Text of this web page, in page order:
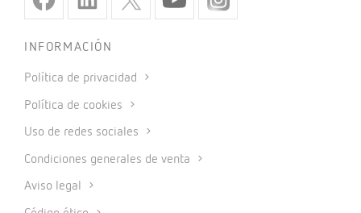
INFORMACIÓN
Política de privacidad
Política de cookies
Uso de redes sociales
Condiciones generales de venta
Aviso legal